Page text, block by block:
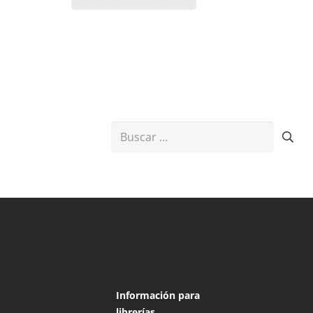
Buscar:
Información para